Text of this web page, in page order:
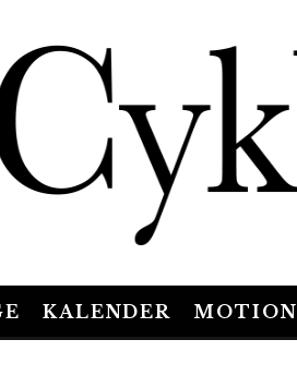
KALENDER MOTION